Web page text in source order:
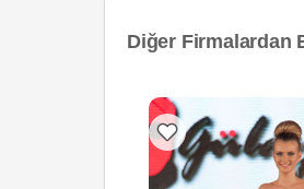
Diğer Firmalardan